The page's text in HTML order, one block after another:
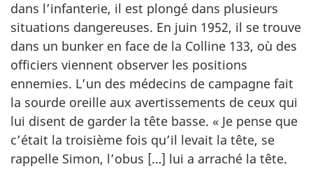
dans l’infanterie, il est plongé dans plusieurs
situations dangereuses. En juin 1952, il se trouve
dans un bunker en face de la Colline 133, où des
officiers viennent observer les positions
ennemies. L’un des médecins de campagne fait
la sourde oreille aux avertissements de ceux qui
lui disent de garder la tête basse. « Je pense que
c’était la troisième fois qu’il levait la tête, se
rappelle Simon, l’obus […] lui a arraché la tête.